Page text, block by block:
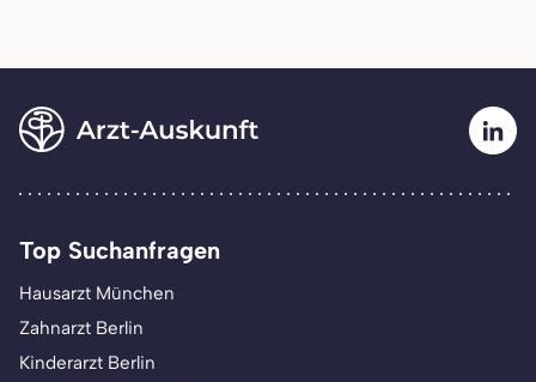
Top Suchanfragen
Hausarzt München
Zahnarzt Berlin
Kinderarzt Berlin